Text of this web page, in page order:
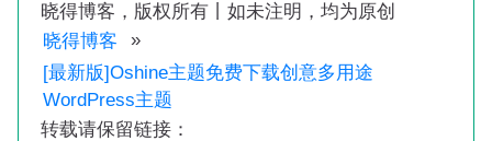
晓得博客，版权所有丨如未注明，均为原创
晓得博客
»
[最新版]Oshine主题免费下载创意多用途
WordPress主题
转载请保留链接：